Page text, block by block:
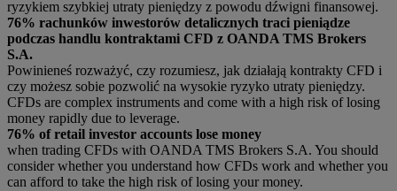
ryzykiem szybkiej utraty pieniędzy z powodu dźwigni finansowej.
76% rachunków inwestorów detalicznych traci pieniądze
podczas handlu kontraktami CFD z OANDA TMS Brokers
S.A.
Powinieneś rozważyć, czy rozumiesz, jak działają kontrakty CFD i
czy możesz sobie pozwolić na wysokie ryzyko utraty pieniędzy.
CFDs are complex instruments and come with a high risk of losing
money rapidly due to leverage.
76% of retail investor accounts lose money
when trading CFDs with OANDA TMS Brokers S.A. You should
consider whether you understand how CFDs work and whether you
can afford to take the high risk of losing your money.